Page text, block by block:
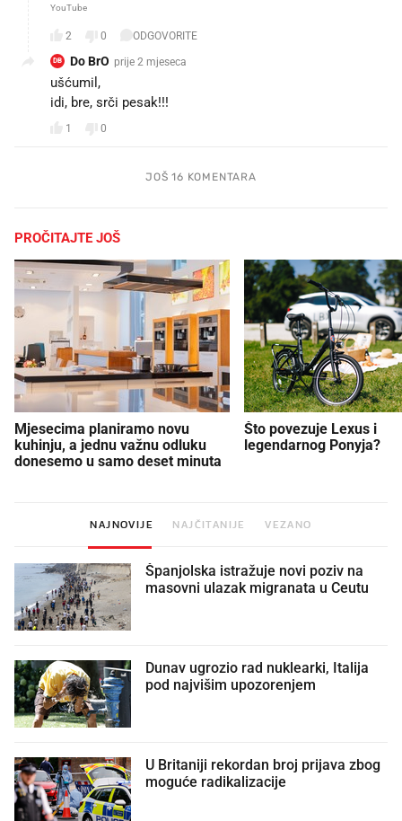
YouTube
2 0 ODGOVORITE
DB Do BrO prije 2 mjeseca
ušćumil,
idi, bre, srči pesak!!!
1 0
JOŠ 16 KOMENTARA
PROČITAJTE JOŠ
Mjesecima planiramo novu
kuhinju, a jednu važnu odluku
donesemo u samo deset minuta
Što povezuje Lexus i
legendarnog Ponyja?
NAJNOVIJE NAJČITANIJE VEZANO
Španjolska istražuje novi poziv na
masovni ulazak migranata u Ceutu
Dunav ugrozio rad nuklearki, Italija
pod najvišim upozorenjem
U Britaniji rekordan broj prijava zbog
moguće radikalizacije